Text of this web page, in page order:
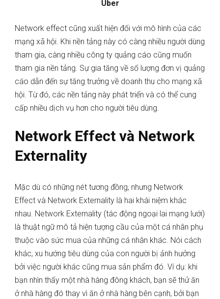
Uber
Network effect cũng xuất hiện đối với mô hình của các
mạng xã hội. Khi nền tảng này có càng nhiều người dùng
tham gia, càng nhiều công ty quảng cáo cũng muốn
tham gia nền tảng. Sự gia tăng về số lượng đơn vị quảng
cáo dẫn đến sự tăng trưởng về doanh thu cho mạng xã
hội. Từ đó, các nền tảng này phát triển và có thể cung
cấp nhiều dịch vụ hơn cho người tiêu dùng.
Network Effect và Network
Externality
Mặc dù có những nét tương đồng, nhưng Network
Effect và Network Externality là hai khái niệm khác
nhau. Network Externality (tác động ngoại lai mạng lưới)
là thuật ngữ mô tả hiện tượng cầu của một cá nhân phụ
thuộc vào sức mua của những cá nhân khác. Nói cách
khác, xu hướng tiêu dùng của con người bị ảnh hưởng
bởi việc người khác cũng mua sản phẩm đó. Ví dụ: khi
bạn nhìn thấy một nhà hàng đông khách, bạn sẽ thử ăn
ở nhà hàng đó thay vì ăn ở nhà hàng bên cạnh, bởi bạn